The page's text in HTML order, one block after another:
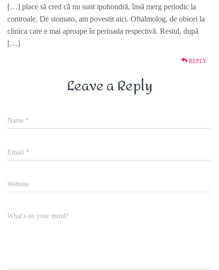
[…] place să cred că nu sunt ipohondră, însă merg periodic la
controale. De stomato, am povestit aici. Oftalmolog, de obicei la
clinica care e mai aproape în perioada respectivă. Restul, după
[…]
REPLY
Leave a Reply
Name *
Email *
Website
What's on your mind?